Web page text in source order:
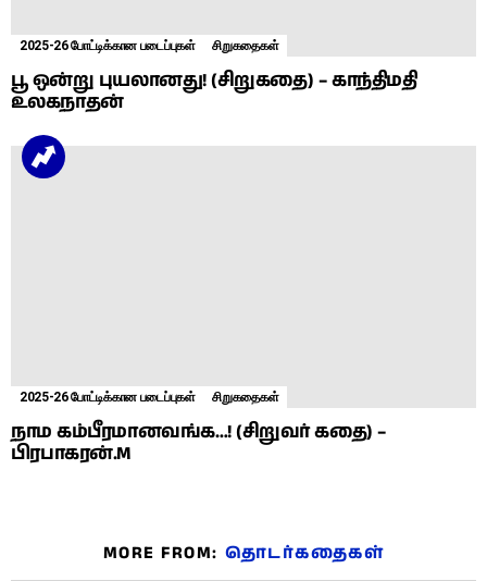
2025-26 போட்டிக்கான படைப்புகள் சிறுகதைகள்
பூ ஒன்று புயலானது! (சிறுகதை) – காந்திமதி
உலகநாதன்
2025-26 போட்டிக்கான படைப்புகள் சிறுகதைகள்
நாம கம்பீரமானவங்க…! (சிறுவர் கதை) –
பிரபாகரன்.M
MORE FROM: தொடர்கதைகள்